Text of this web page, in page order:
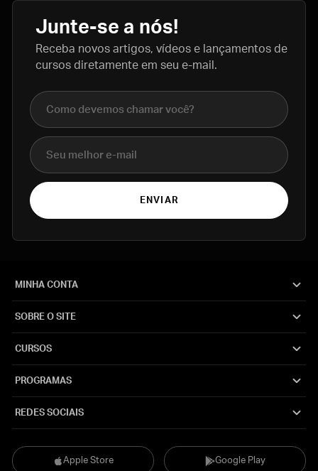
Junte-se a nós!
Receba novos artigos, vídeos e lançamentos de
cursos diretamente em seu e-mail.
Nome completo
E-mail
ENVIAR
Apple Store Google Play
MINHA CONTA
SOBRE O SITE
CURSOS
PROGRAMAS
REDES SOCIAIS